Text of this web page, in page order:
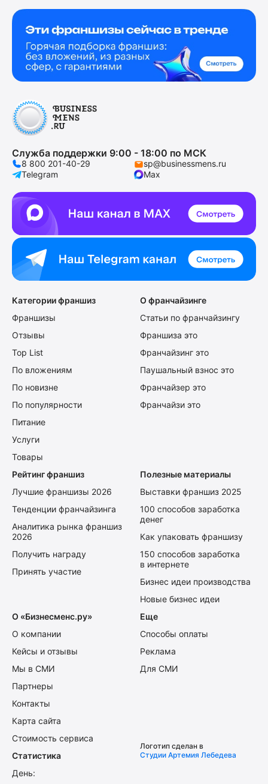
Служба поддержки 9:00 - 18:00 по МСК
8 800 201-40-29
sp@businessmens.ru
Telegram
Max
Категории франшиз
Франшизы
Отзывы
Top List
По вложениям
По новизне
По популярности
Питание
Услуги
Товары
О франчайзинге
Статьи по франчайзингу
Франшиза это
Франчайзинг это
Паушальный взнос это
Франчайзер это
Франчайзи это
Рейтинг франшиз
Лучшие франшизы 2026
Тенденции франчайзинга
Аналитика рынка франшиз
2026
Получить награду
Принять участие
Полезные материалы
Выставки франшиз 2025
100 способов заработка
денег
Как упаковать франшизу
150 способов заработка
в интернете
Бизнес идеи производства
Новые бизнес идеи
О «Бизнесменс.ру»
О компании
Кейсы и отзывы
Мы в СМИ
Партнеры
Контакты
Карта сайта
Стоимость сервиса
Еще
Способы оплаты
Реклама
Для СМИ
Статистика
День:
Логотип сделан в
Студии Артемия Лебедева